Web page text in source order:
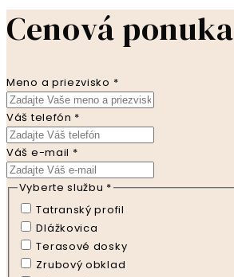
Cenová ponuka
Meno a priezvisko *
Váš telefón *
Váš e-mail *
Vyberte službu *
Tatranský profil
Dlážkovica
Terasové dosky
Zrubový obklad